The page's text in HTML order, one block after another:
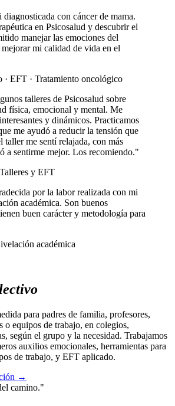
con cáncer de mama.
en Psicosalud y descubrir el
manejar las emociones del
mi calidad de vida en el
· EFT · Tratamiento oncológico
talleres de Psicosalud sobre
física, emocional y mental. Me
y dinámicos. Practicamos
me ayudó a reducir la tensión que
me sentí relajada, con más
a sentirme mejor. Los recomiendo."
y EFT
por la labor realizada con mi
académica. Son buenos
buen carácter y metodología para
académica
para padres de familia, profesores,
o equipos de trabajo, en colegios,
según el grupo y la necesidad. Trabajamos
auxilios emocionales, herramientas para
de trabajo, y EFT aplicado.
→
camino."